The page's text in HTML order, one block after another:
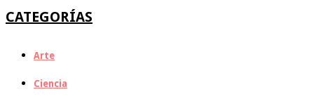
CATEGORÍAS
Arte
Ciencia